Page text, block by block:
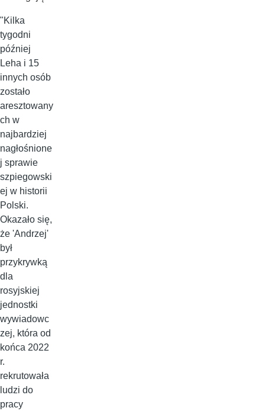
"Kilka
tygodni
później
Leha i 15
innych osób
zostało
aresztowany
ch w
najbardziej
nagłośnione
j sprawie
szpiegowski
ej w historii
Polski.
Okazało się,
że 'Andrzej'
był
przykrywką
dla
rosyjskiej
jednostki
wywiadowc
zej, która od
końca 2022
r.
rekrutowała
ludzi do
pracy